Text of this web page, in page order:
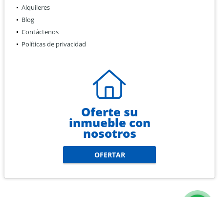
Alquileres
Blog
Contáctenos
Políticas de privacidad
Oferte su
inmueble con
nosotros
OFERTAR